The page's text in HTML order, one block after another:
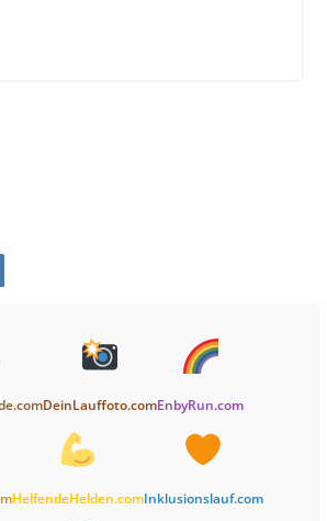
DeinLauffoto.comEnbyRun.com
HelfendeHelden.comInklusionslauf.com